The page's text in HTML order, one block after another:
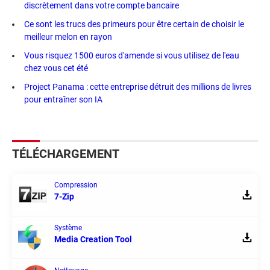
discrètement dans votre compte bancaire
Ce sont les trucs des primeurs pour être certain de choisir le
meilleur melon en rayon
Vous risquez 1500 euros d'amende si vous utilisez de l'eau
chez vous cet été
Project Panama : cette entreprise détruit des millions de livres
pour entraîner son IA
TÉLÉCHARGEMENT
Compression
7-Zip
Système
Media Creation Tool